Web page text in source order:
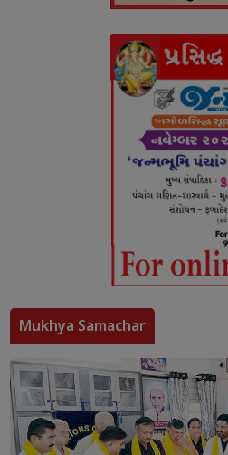
Mukhya Samachar